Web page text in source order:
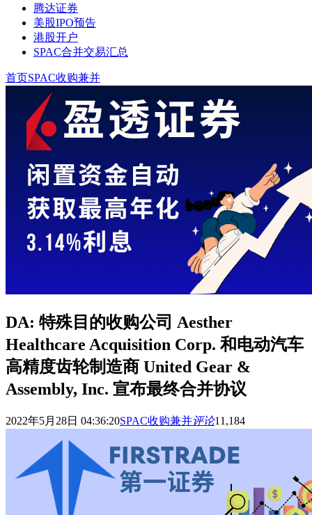
腾达证券
美股IPO预告
港股开户
SPAC合并交易汇总
首页SPAC收购兼并
DA: 特殊目的收购公司 Aesther
Healthcare Acquisition Corp. 和电动汽车
高精度齿轮制造商 United Gear &
Assembly, Inc. 宣布最终合并协议
2022年5月28日 04:36:20SPAC收购兼并评论11,184